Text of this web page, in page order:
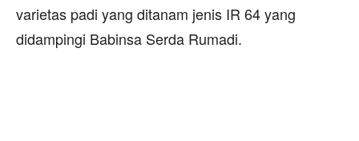
varietas padi yang ditanam jenis IR 64 yang
didampingi Babinsa Serda Rumadi.